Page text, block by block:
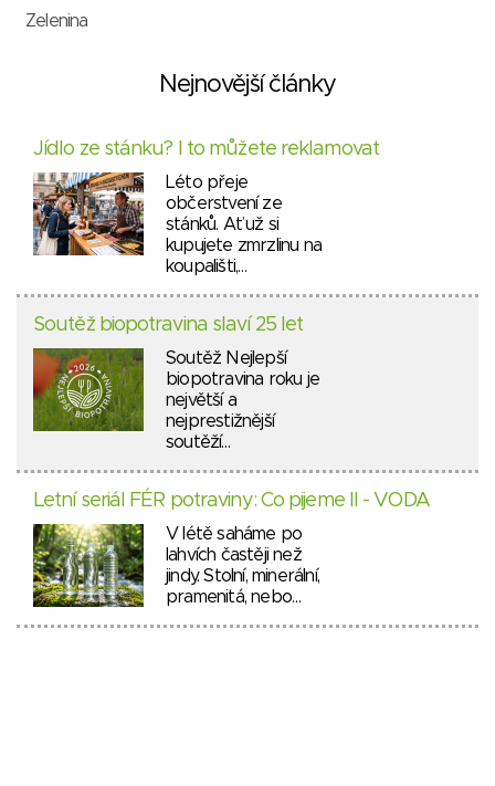
Zelenina
Nejnovější články
Jídlo ze stánku? I to můžete reklamovat
Léto přeje
občerstvení ze
stánků. Ať už si
kupujete zmrzlinu na
koupališti,…
Soutěž biopotravina slaví 25 let
Soutěž Nejlepší
biopotravina roku je
největší a
nejprestižnější
soutěží…
Letní seriál FÉR potraviny: Co pijeme II - VODA
V létě saháme po
lahvích častěji než
jindy. Stolní, minerální,
pramenitá, nebo…